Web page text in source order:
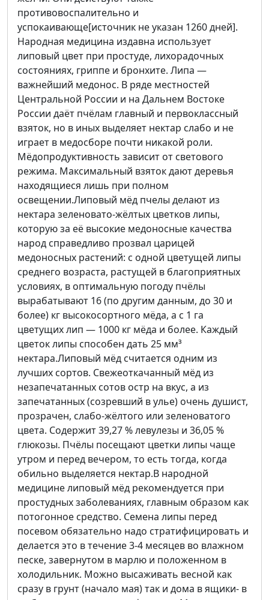
противовоспалительно и
успокаивающе[источник не указан 1260 дней].
Народная медицина издавна использует
липовый цвет при простуде, лихорадочных
состояниях, гриппе и бронхите. Липа —
важнейший медонос. В ряде местностей
Центральной России и на Дальнем Востоке
России даёт пчёлам главный и первоклассный
взяток, но в иных выделяет нектар слабо и не
играет в медосборе почти никакой роли.
Мёдопродуктивность зависит от светового
режима. Максимальный взяток дают деревья
находящиеся лишь при полном
освещении.Липовый мёд пчелы делают из
нектара зеленовато-жёлтых цветков липы,
которую за её высокие медоносные качества
народ справедливо прозвал царицей
медоносных растений: с одной цветущей липы
среднего возраста, растущей в благоприятных
условиях, в оптимальную погоду пчёлы
вырабатывают 16 (по другим данным, до 30 и
более) кг высокосортного мёда, а с 1 га
цветущих лип — 1000 кг мёда и более. Каждый
цветок липы способен дать 25 мм³
нектара.Липовый мёд считается одним из
лучших сортов. Свежеоткачанный мёд из
незапечатанных сотов остр на вкус, а из
запечатанных (созревший в улье) очень душист,
прозрачен, слабо-жёлтого или зеленоватого
цвета. Содержит 39,27 % левулезы и 36,05 %
глюкозы. Пчёлы посещают цветки липы чаще
утром и перед вечером, то есть тогда, когда
обильно выделяется нектар.В народной
медицине липовый мёд рекомендуется при
простудных заболеваниях, главным образом как
потогонное средство. Семена липы перед
посевом обязательно надо стратифицировать и
делается это в течение 3-4 месяцев во влажном
песке, завернутом в марлю и положенном в
холодильник. Можно высаживать весной как
сразу в грунт (начало мая) так и дома в ящики- в